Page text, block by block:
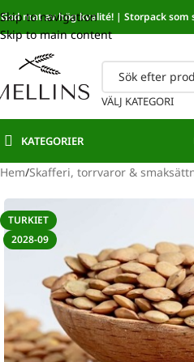
Skip to navigation
Skip to main content
God mat av hög kvalité! | Storpack
VÄLJ KATEGORI
KATEGORIER
Hem/Skafferi, torrvaror &
TURKIET
2028-09